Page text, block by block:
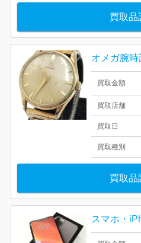
買取品
買取金額
買取店舗
買取日
買取種別
買取品